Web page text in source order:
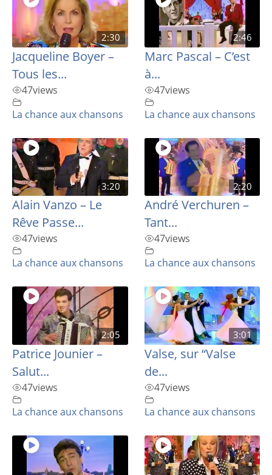
2:30
Jacqueline Boyer –
Tous les...
47views
La chance aux chansons
2:46
Marc Pascal – C’est
à...
47views
La chance aux chansons
3:20
Alain Vanzo – Le
Rêve Passe...
47views
La chance aux chansons
2:20
André Verchuren –
Tant...
47views
La chance aux chansons
2:05
Patrice Jounier –
Salut...
47views
La chance aux chansons
3:01
Valse, sur “Valse
de...
47views
La chance aux chansons